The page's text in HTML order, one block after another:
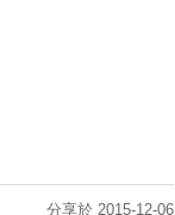
分享於 2015-12-06